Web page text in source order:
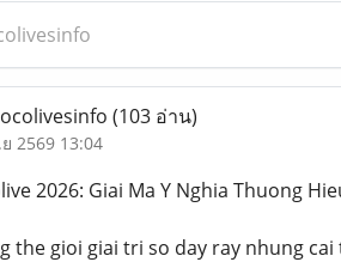
(103 อ่าน)
ย 2569 13:04
2026: Giai Ma Y Nghia Thuong
the gioi giai tri so day ray nhung